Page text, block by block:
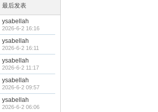
最后发表
ysabellah
2026-6-2 16:16
ysabellah
2026-6-2 16:11
ysabellah
2026-6-2 11:17
ysabellah
2026-6-2 09:57
ysabellah
2026-6-2 06:06